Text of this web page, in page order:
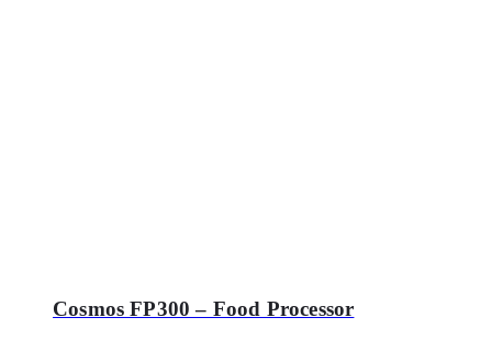
Cosmos FP300 – Food Processor